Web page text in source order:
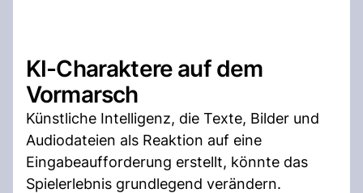
KI-Charaktere auf dem
Vormarsch
Künstliche Intelligenz, die Texte, Bilder und
Audiodateien als Reaktion auf eine
Eingabeaufforderung erstellt, könnte das
Spielerlebnis grundlegend verändern.